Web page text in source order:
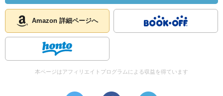
Amazon 詳細ページへ
本ページはアフィリエイトプログラムによる収益を得ています